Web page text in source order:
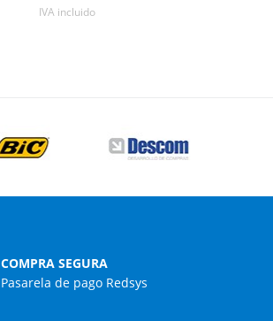
IVA incluido
COMPRA SEGURA
Pasarela de pago Redsys